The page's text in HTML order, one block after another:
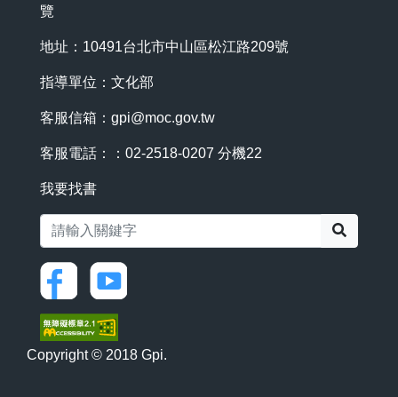
覽
地址：10491台北市中山區松江路209號
指導單位：文化部
客服信箱： gpi@moc.gov.tw
客服電話：：02-2518-0207 分機22
我要找書
Copyright © 2018 Gpi.